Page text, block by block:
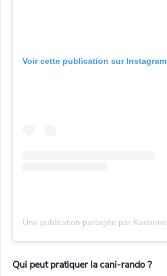
Voir cette publication sur Instagram
Qui peut pratiquer la cani-rando ?